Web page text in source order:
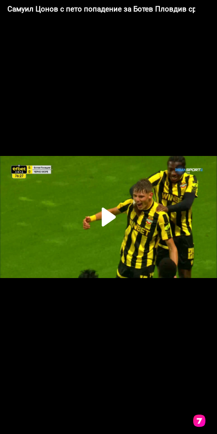
Самуил Цонов с пето попадение за Ботев Пловдив срещу